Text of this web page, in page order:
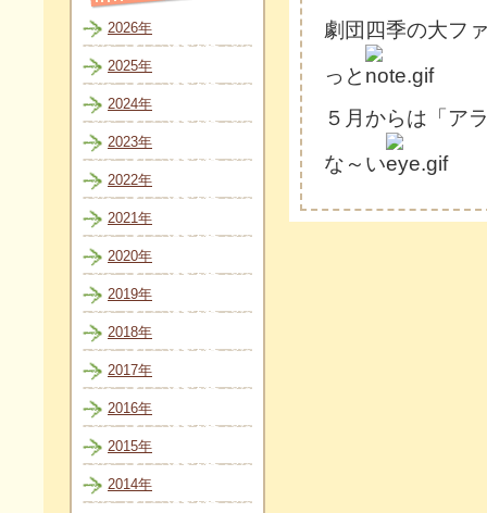
劇団四季の大フ
っと
５月からは「ア
な～い
2026年
2025年
2024年
2023年
2022年
2021年
2020年
2019年
2018年
2017年
2016年
2015年
2014年